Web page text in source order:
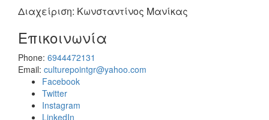
Διαχείριση: Κωνσταντίνος Μανίκας
Επικοινωνία
Phone: 6944472131
Email: culturepointgr@yahoo.com
Facebook
Twitter
Instagram
LinkedIn